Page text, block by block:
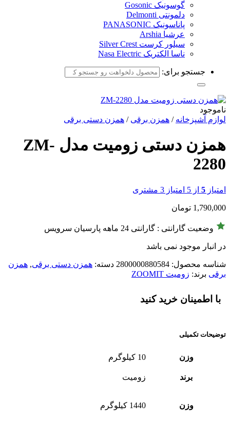
گوسونیک Gosonic
دلمونتی Delmonti
پاناسونیک PANASONIC
عرشیا Arshia
سیلور کرست Silver Crest
ناسا الکتریک Nasa Electric
جستجو برای:
ناموجود
لوازم آشپزخانه / همزن برقی / همزن دستی برقی
همزن دستی زومیت مدل ZM-
2280
امتیاز 5 از 5 امتیاز 3 مشتری
1,790,000 تومان
وضعیت گارانتی : گارانتی 24 ماهه پارسیان سرویس
در انبار موجود نمی باشد
شناسه محصول: 2800000880584 دسته: همزن دستی برقی, همزن
برقی برند: زومیت ZOOMIT
با اطمینان خرید کنید
توضیحات تکمیلی
وزن 10 کیلوگرم
برند زومیت
وزن 1440 کیلوگرم